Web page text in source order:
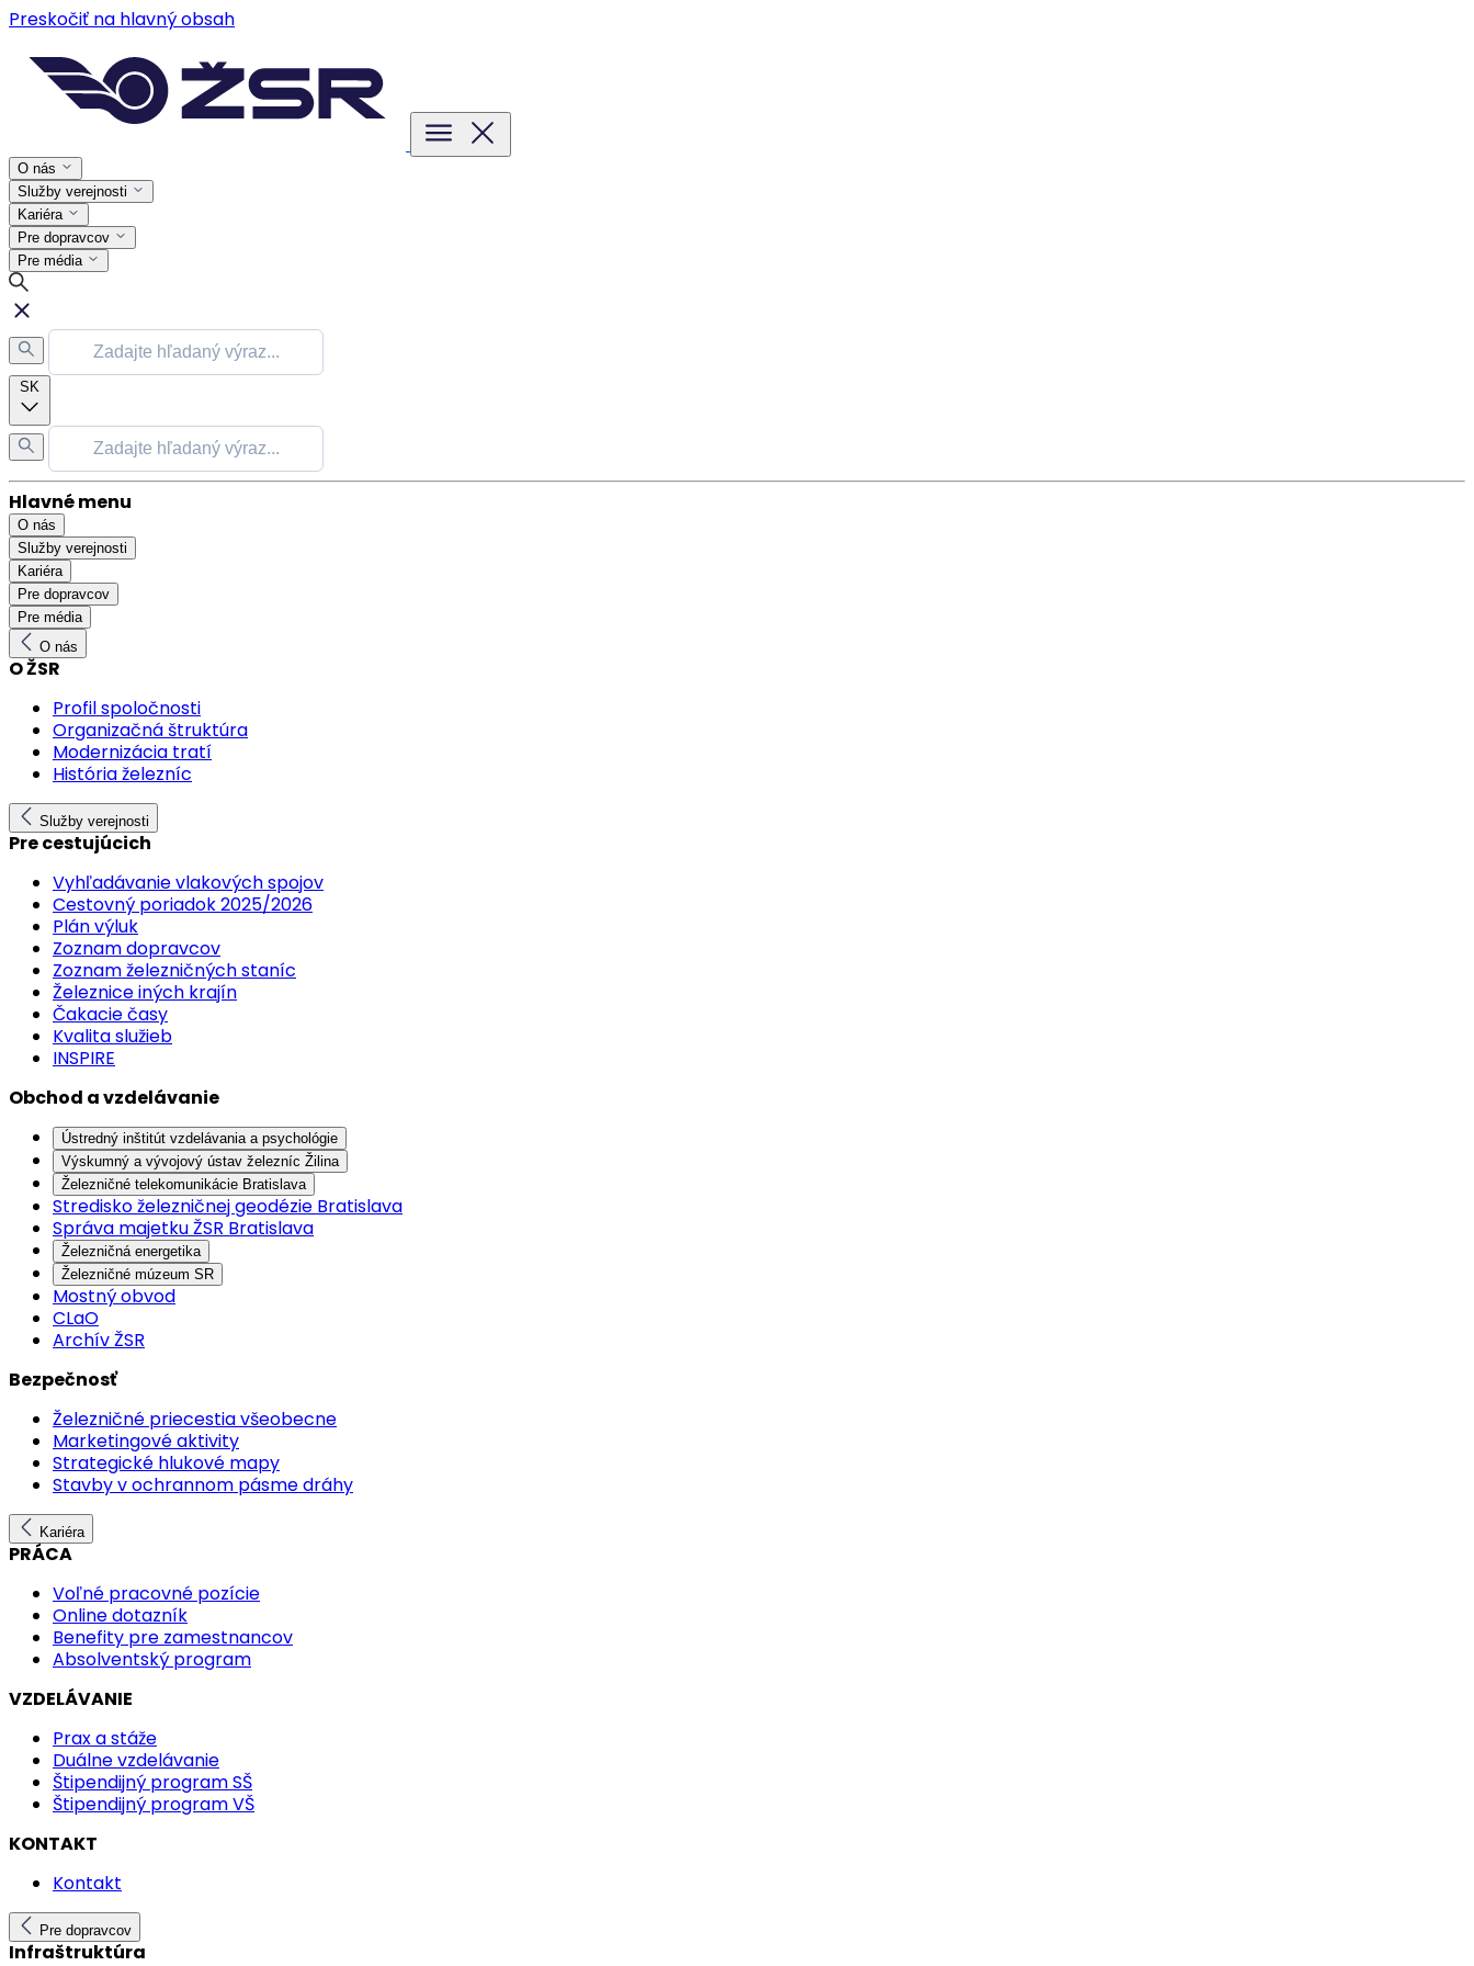
Preskočiť na hlavný obsah
O nás
Služby verejnosti
Kariéra
Pre dopravcov
Pre média
SK
Hlavné menu
O nás
Služby verejnosti
Kariéra
Pre dopravcov
Pre média
O nás
O ŽSR
Profil spoločnosti
Organizačná štruktúra
Modernizácia tratí
História železníc
Služby verejnosti
Pre cestujúcich
Vyhľadávanie vlakových spojov
Cestovný poriadok 2025/2026
Plán výluk
Zoznam dopravcov
Zoznam železničných staníc
Železnice iných krajín
Čakacie časy
Kvalita služieb
INSPIRE
Obchod a vzdelávanie
Ústredný inštitút vzdelávania a psychológie
Výskumný a vývojový ústav železníc Žilina
Železničné telekomunikácie Bratislava
Stredisko železničnej geodézie Bratislava
Správa majetku ŽSR Bratislava
Železničná energetika
Železničné múzeum SR
Mostný obvod
CLaO
Archív ŽSR
Bezpečnosť
Železničné priecestia všeobecne
Marketingové aktivity
Strategické hlukové mapy
Stavby v ochrannom pásme dráhy
Kariéra
PRÁCA
Voľné pracovné pozície
Online dotazník
Benefity pre zamestnancov
Absolventský program
VZDELÁVANIE
Prax a stáže
Duálne vzdelávanie
Štipendijný program SŠ
Štipendijný program VŠ
KONTAKT
Kontakt
Pre dopravcov
Infraštruktúra